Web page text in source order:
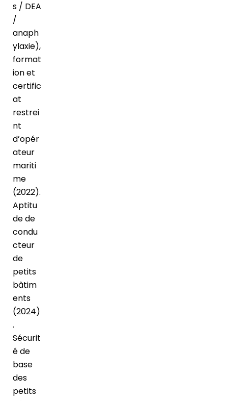
s / DEA
/
anaph
ylaxie),
format
ion et
certific
at
restrei
nt
d’opér
ateur
mariti
me
(2022).
Aptitu
de de
condu
cteur
de
petits
bâtim
ents
(2024)
.
Sécurit
é de
base
des
petits